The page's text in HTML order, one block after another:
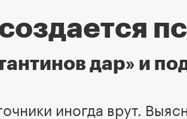
дар» и
иногда врут.